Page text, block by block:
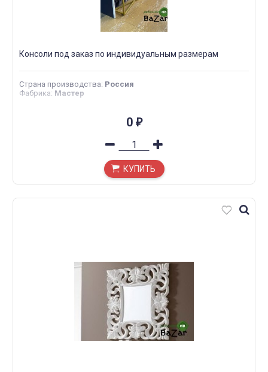
Консоли под заказ по индивидуальным размерам
Страна производства: Россия
Фабрика: Мастер
0 ₽
КУПИТЬ